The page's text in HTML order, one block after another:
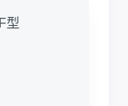
型